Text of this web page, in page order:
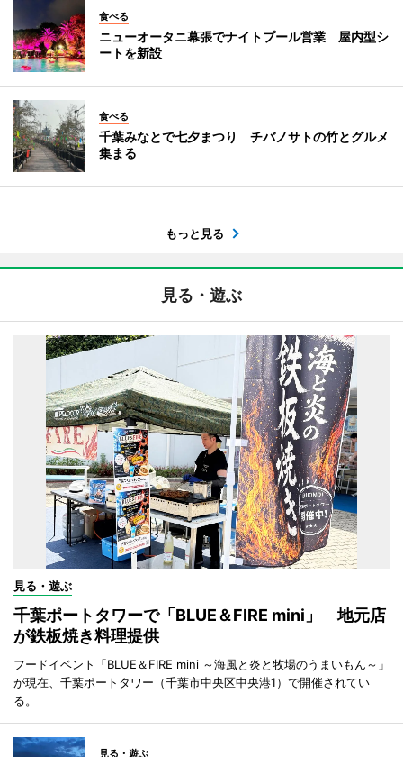
食べる
ニューオータニ幕張でナイトプール営業 屋内型シ
ートを新設
食べる
千葉みなとで七夕まつり チバノサトの竹とグルメ
集まる
もっと見る
見る・遊ぶ
見る・遊ぶ
千葉ポートタワーで「BLUE＆FIRE mini」 地元店
が鉄板焼き料理提供
フードイベント「BLUE＆FIRE mini ～海風と炎と牧場のうまいもん～」
が現在、千葉ポートタワー（千葉市中央区中央港1）で開催されてい
る。
見る・遊ぶ